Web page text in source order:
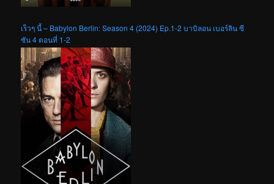
เร็วๆ นี้ – Babylon Berlin: Season 4 (2024) Ep.1-2 บาบิลอน เบอร์ลิน ซี
ซัน 4 ตอนที่ 1-2